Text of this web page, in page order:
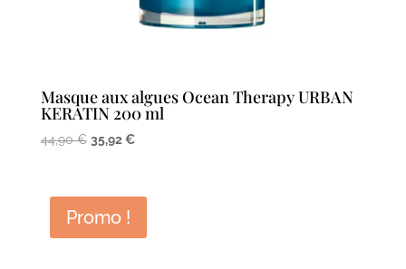
Masque aux algues Ocean Therapy URBAN
KERATIN 200 ml
44,90€ Le
était :
44,90 €.
35,92€Le
est :
Promo !